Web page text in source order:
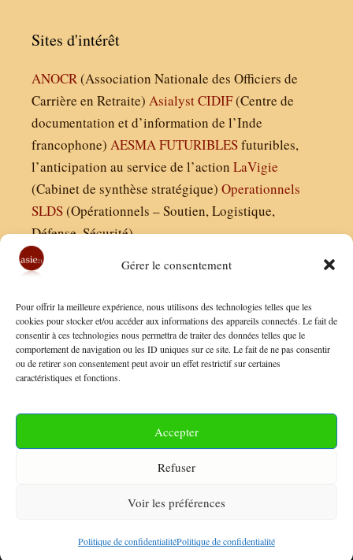
Gérer le consentement
Pour offrir la meilleure expérience, nous utilisons des technologies telles que les
cookies pour stocker et/ou accéder aux informations des appareils connectés. Le fait de
consentir à ces technologies nous permettra de traiter des données telles que le
comportement de navigation ou les ID uniques sur ce site. Le fait de ne pas consentir
ou de retirer son consentement peut avoir un effet restrictif sur certaines
caractéristiques et fonctions.
Accepter
Refuser
Voir les préférences
Politique de confidentialitéPolitique de confidentialité
Sites d'intérêt
ANOCR(Association Nationale des Officiers de
Carrière en Retraite) AsialystCIDIF(Centre de
documentation et d’information de l’Inde
francophone) AESMAFUTURIBLESfuturibles,
l’anticipation au service de l’action LaVigie
(Cabinet de synthèse stratégique) Operationnels
SLDS(Opérationnels – Soutien, Logistique,
Défense, Sécurité)
Finaldées EURL
Siège social : 13 avenue Boudon, 75016, Paris
Nous contacter
Conditions Générales de Vente
Politique de Confidentialité
© 2026 Asie21• Construit avec GeneratePress